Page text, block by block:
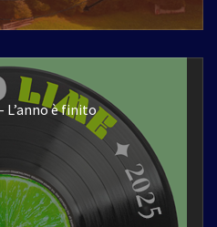
L’anno è finito